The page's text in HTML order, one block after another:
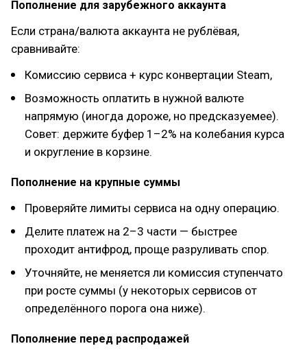
Пополнение для зарубежного аккаунта
Если страна/валюта аккаунта не рублёвая,
сравнивайте:
Комиссию сервиса + курс конвертации Steam,
Возможность оплатить в нужной валюте
напрямую (иногда дороже, но предсказуемее).
Совет: держите буфер 1–2% на колебания курса
и округление в корзине.
Пополнение на крупные суммы
Проверяйте лимиты сервиса на одну операцию.
Делите платеж на 2–3 части — быстрее
проходит антифрод, проще разруливать спор.
Уточняйте, не меняется ли комиссия ступенчато
при росте суммы (у некоторых сервисов от
определённого порога она ниже).
Пополнение перед распродажей